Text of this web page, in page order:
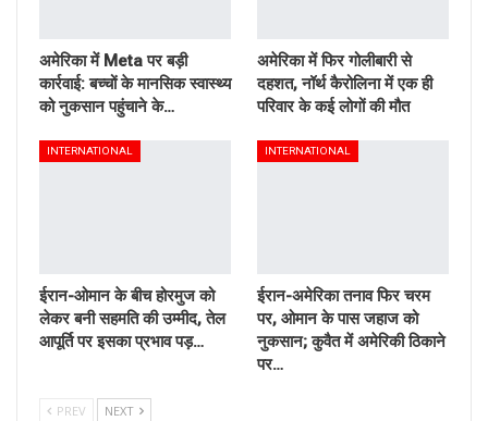
अमेरिका में Meta पर बड़ी
कार्रवाई: बच्चों के मानसिक स्वास्थ्य
को नुकसान पहुंचाने के…
अमेरिका में फिर गोलीबारी से
दहशत, नॉर्थ कैरोलिना में एक ही
परिवार के कई लोगों की मौत
INTERNATIONAL
ईरान-ओमान के बीच होरमुज को
लेकर बनी सहमति की उम्मीद, तेल
आपूर्ति पर इसका प्रभाव पड़…
INTERNATIONAL
ईरान-अमेरिका तनाव फिर चरम
पर, ओमान के पास जहाज को
नुकसान; कुवैत में अमेरिकी ठिकाने
पर…
PREV NEXT